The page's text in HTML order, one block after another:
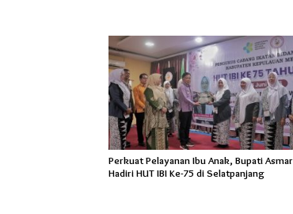
Perkuat Pelayanan Ibu Anak, Bupati Asmar
Hadiri HUT IBI Ke-75 di Selatpanjang